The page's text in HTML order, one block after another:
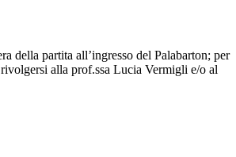
della partita all’ingresso del Palabarton; per
alla prof.ssa Lucia Vermigli e/o al